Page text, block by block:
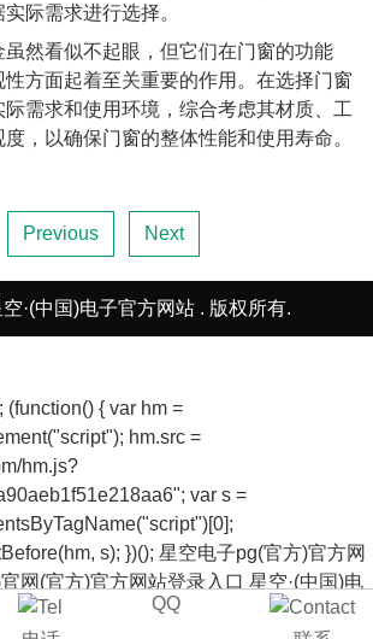
际需求进行选择。
看似不起眼，但它们在门窗的功能
方面起着至关重要的作用。在选择门窗
需求和使用环境，综合考虑其材质、工
，以确保门窗的整体性能和使用寿命。
Previous Next
·(中国)电子官方网站 . 版权所有.
QQ
(function() { var hm =
hm.src =
hm.js?
var s =
s); })(); 星空电子pg(官方)官方网
网(官方)官方网站登录入口 星空·(中国)电
pg(官方)官方网站入口
星空电子PG官网(官